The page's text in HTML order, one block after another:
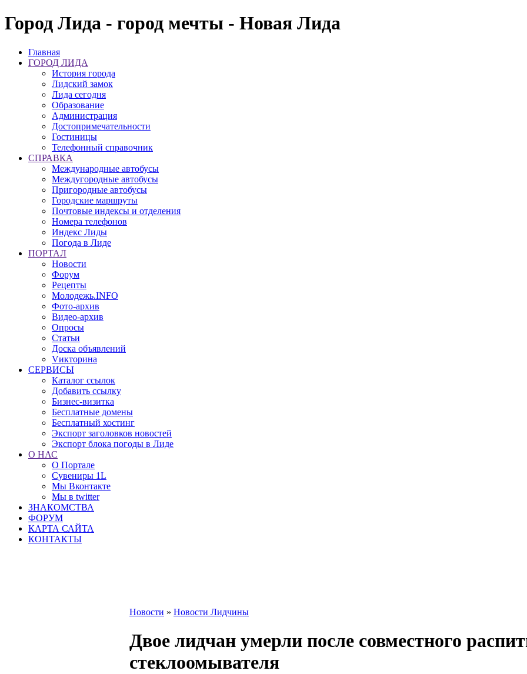
Город Лида - город мечты - Новая Лида
Главная
ГОРОД ЛИДА
История города
Лидский замок
Лида сегодня
Образование
Администрация
Достопримечательности
Гостиницы
Телефонный справочник
СПРАВКА
Международные автобусы
Междугородные автобусы
Пригородные автобусы
Городские маршруты
Почтовые индексы и отделения
Номера телефонов
Индекс Лиды
Погода в Лиде
ПОРТАЛ
Новости
Форум
Рецепты
Молодежь.INFO
Фото-архив
Видео-архив
Опросы
Статьи
Доска объявлений
Vикторина
СЕРВИСЫ
Каталог ссылок
Добавить ссылку
Бизнес-визитка
Бесплатные домены
Бесплатный хостинг
Экспорт заголовков новостей
Экспорт блока погоды в Лиде
О НАС
О Портале
Сувениры 1L
Мы Вконтакте
Мы в twitter
ЗНАКОМСТВА
ФОРУМ
КАРТА САЙТА
КОНТАКТЫ
Новости » Новости Лидчины
Двое лидчан умерли после совместного
стеклоомывателя